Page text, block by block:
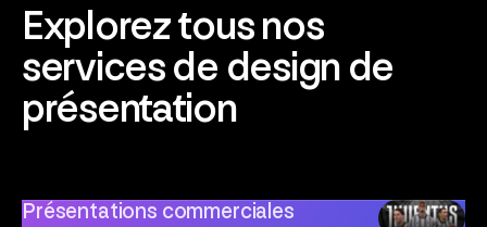
Explorez tous nos
services de design de
présentation
Présentations commerciales